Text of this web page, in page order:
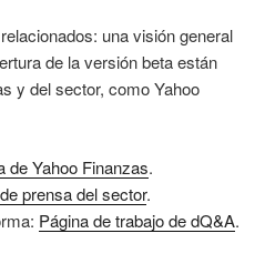
una visión general
de la versión beta están
y del sector, como Yahoo
de Yahoo Finanzas.
prensa del sector.
Página de trabajo de dQ&A.